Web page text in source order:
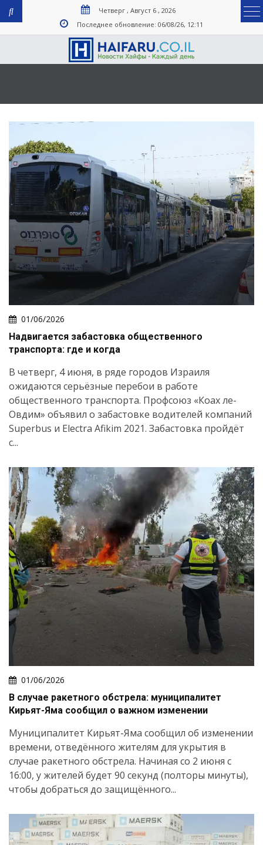
Четверг , Август 6 , 2026
Последнее обновление: 06/08/26, 12:11
01/06/2026
Надвигается забастовка общественного
транспорта: где и когда
В четверг, 4 июня, в ряде городов Израиля
ожидаются серьёзные перебои в работе
общественного транспорта. Профсоюз «Коах ле-
Овдим» объявил о забастовке водителей компаний
Superbus и Electra Afikim 2021. Забастовка пройдёт
с...
01/06/2026
В случае ракетного обстрела: муниципалитет
Кирьят-Яма сообщил о важном изменении
Муниципалитет Кирьят-Яма сообщил об изменении
времени, отведённого жителям для укрытия в
случае ракетного обстрела. Начиная со 2 июня с
16:00, у жителей будет 90 секунд (полторы минуты),
чтобы добраться до защищённого...